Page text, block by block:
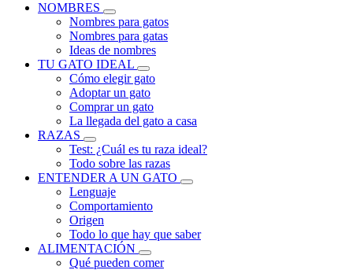
NOMBRES
Nombres para gatos
Nombres para gatas
Ideas de nombres
TU GATO IDEAL
Cómo elegir gato
Adoptar un gato
Comprar un gato
La llegada del gato a casa
RAZAS
Test: ¿Cuál es tu raza ideal?
Todo sobre las razas
ENTENDER A UN GATO
Lenguaje
Comportamiento
Origen
Todo lo que hay que saber
ALIMENTACIÓN
Qué pueden comer